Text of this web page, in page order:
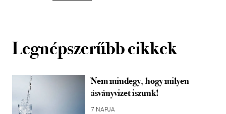
Legnépszerűbb cikkek
Nem mindegy, hogy milyen
ásványvizet iszunk!
7 NAPJA